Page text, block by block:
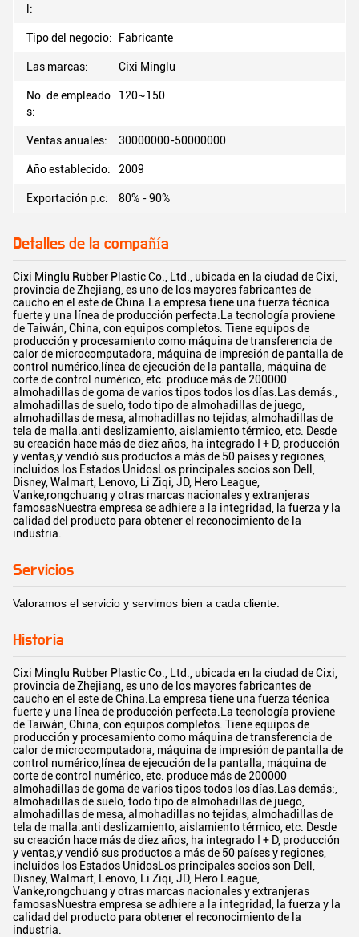
l:
Tipo del negocio: Fabricante
Las marcas: Cixi Minglu
No. de empleado
s:
120~150
Ventas anuales: 30000000-50000000
Año establecido: 2009
Exportación p.c: 80% - 90%
Detalles de la compañía
Cixi Minglu Rubber Plastic Co., Ltd., ubicada en la ciudad de Cixi,
provincia de Zhejiang, es uno de los mayores fabricantes de
caucho en el este de China.La empresa tiene una fuerza técnica
fuerte y una línea de producción perfecta.La tecnología proviene
de Taiwán, China, con equipos completos. Tiene equipos de
producción y procesamiento como máquina de transferencia de
calor de microcomputadora, máquina de impresión de pantalla de
control numérico,línea de ejecución de la pantalla, máquina de
corte de control numérico, etc. produce más de 200000
almohadillas de goma de varios tipos todos los días.Las demás:,
almohadillas de suelo, todo tipo de almohadillas de juego,
almohadillas de mesa, almohadillas no tejidas, almohadillas de
tela de malla.anti deslizamiento, aislamiento térmico, etc. Desde
su creación hace más de diez años, ha integrado I + D, producción
y ventas,y vendió sus productos a más de 50 países y regiones,
incluidos los Estados UnidosLos principales socios son Dell,
Disney, Walmart, Lenovo, Li Ziqi, JD, Hero League,
Vanke,rongchuang y otras marcas nacionales y extranjeras
famosasNuestra empresa se adhiere a la integridad, la fuerza y la
calidad del producto para obtener el reconocimiento de la
industria.
Servicios
Valoramos el servicio y servimos bien a cada cliente.
Historia
Cixi Minglu Rubber Plastic Co., Ltd., ubicada en la ciudad de Cixi,
provincia de Zhejiang, es uno de los mayores fabricantes de
caucho en el este de China.La empresa tiene una fuerza técnica
fuerte y una línea de producción perfecta.La tecnología proviene
de Taiwán, China, con equipos completos. Tiene equipos de
producción y procesamiento como máquina de transferencia de
calor de microcomputadora, máquina de impresión de pantalla de
control numérico,línea de ejecución de la pantalla, máquina de
corte de control numérico, etc. produce más de 200000
almohadillas de goma de varios tipos todos los días.Las demás:,
almohadillas de suelo, todo tipo de almohadillas de juego,
almohadillas de mesa, almohadillas no tejidas, almohadillas de
tela de malla.anti deslizamiento, aislamiento térmico, etc. Desde
su creación hace más de diez años, ha integrado I + D, producción
y ventas,y vendió sus productos a más de 50 países y regiones,
incluidos los Estados UnidosLos principales socios son Dell,
Disney, Walmart, Lenovo, Li Ziqi, JD, Hero League,
Vanke,rongchuang y otras marcas nacionales y extranjeras
famosasNuestra empresa se adhiere a la integridad, la fuerza y la
calidad del producto para obtener el reconocimiento de la
industria.